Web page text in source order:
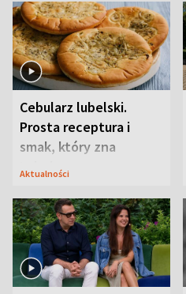
Cebularz lubelski.
Prosta receptura i
smak, który zna
Lubelszczyzna
Aktualności